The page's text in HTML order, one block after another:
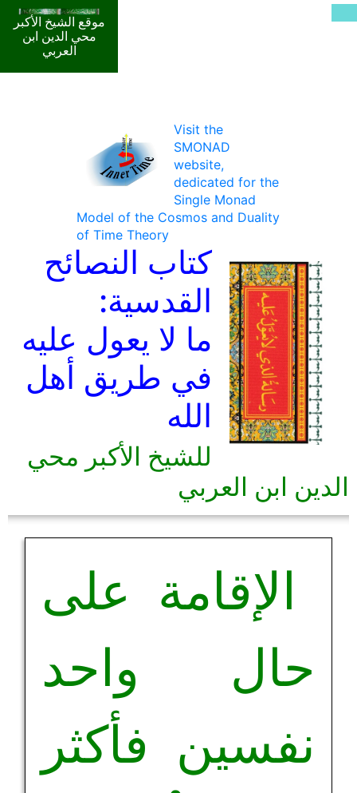
موقع الشيخ الأكبر
محي الدين ابن
العربي
Visit the
SMONAD
website,
dedicated for the
Single Monad
Model of the Cosmos and Duality
of Time Theory
كتاب النصائح
القدسية:
ما لا يعول عليه
في طريق أهل
الله
للشيخ الأكبر محي
الدين ابن العربي
الإقامة على
حال واحد
نفسين فأكثر